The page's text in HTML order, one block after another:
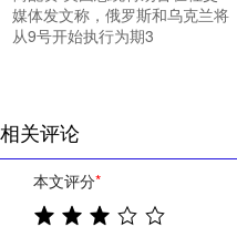
媒体发文称，俄罗斯和乌克兰将
从9号开始执行为期3
相关评论
本文评分*